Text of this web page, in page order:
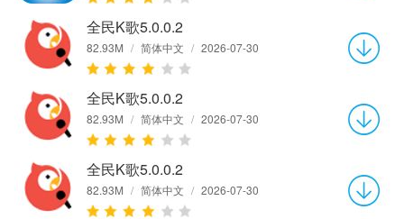
全民K歌5.0.0.2
82.93M / 简体中文 / 2026-07-30
全民K歌5.0.0.2
82.93M / 简体中文 / 2026-07-30
全民K歌5.0.0.2
82.93M / 简体中文 / 2026-07-30